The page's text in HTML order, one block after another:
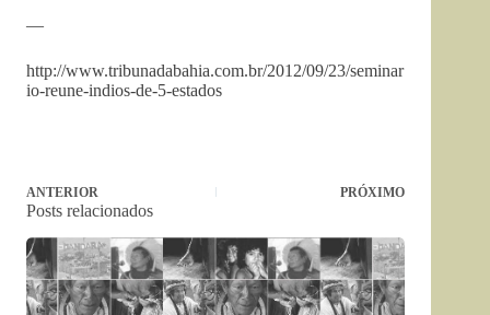
—
http://www.tribunadabahia.com.br/2012/09/23/seminar
io-reune-indios-de-5-estados
ANTERIOR PRÓXIMO
Posts relacionados